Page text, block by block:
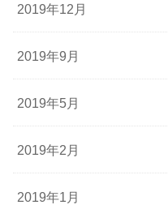
2019年12月
2019年9月
2019年5月
2019年2月
2019年1月